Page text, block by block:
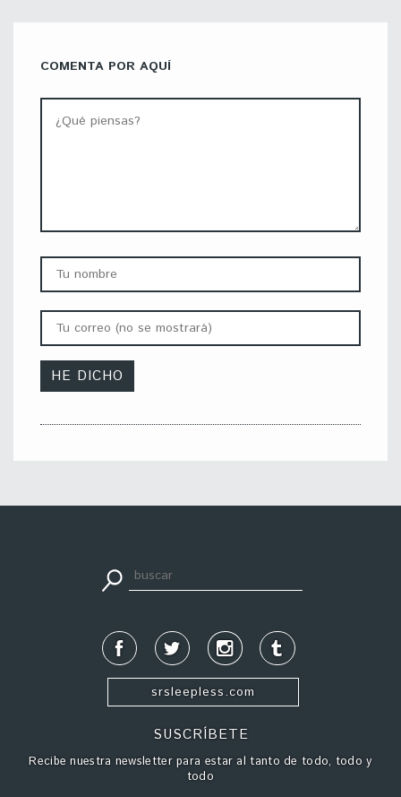
COMENTA POR AQUÍ
srsleepless.com
SUSCRÍBETE
Recibe nuestra newsletter para estar al tanto de todo, todo y
todo